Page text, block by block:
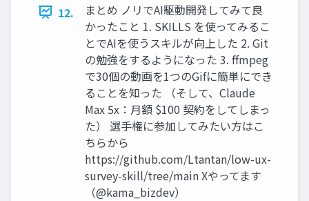
12.
まとめ ノリでAI駆動開発してみて良
かったこと 1. SKILLS を使ってみるこ
とでAIを使うスキルが向上した 2. Git
の勉強をするようになった 3. ffmpeg
で30個の動画を1つのGifに簡単にでき
ることを知った （そして、Claude
Max 5x：月額 $100 契約をしてしまっ
た） 選手権に参加してみたい方はこ
ちらから
https://github.com/Ltantan/low-ux-
survey-skill/tree/main Xやってます
（@kama_bizdev）